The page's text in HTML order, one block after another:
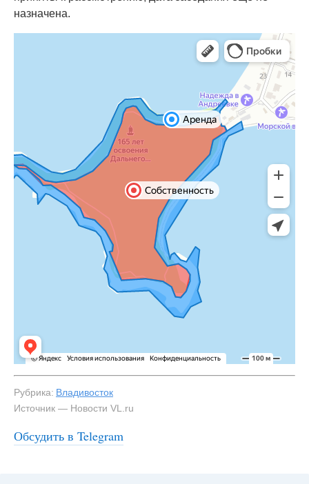
назначена.
Рубрика: Владивосток
Источник — Новости VL.ru
Обсудить в Telegram